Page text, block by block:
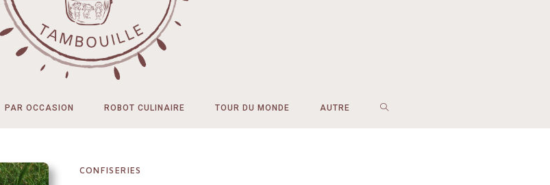
PAR OCCASION ROBOT CULINAIRE TOUR DU MONDE AUTRE
CONFISERIES